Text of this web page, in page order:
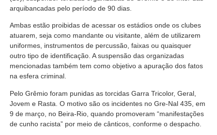
arquibancadas pelo período de 90 dias.
Ambas estão proibidas de acessar os estádios onde os clubes
atuarem, seja como mandante ou visitante, além de utilizarem
uniformes, instrumentos de percussão, faixas ou quaisquer
outro tipo de identificação. A suspensão das organizadas
mencionadas também tem como objetivo a apuração dos fatos
na esfera criminal.
Pelo Grêmio foram punidas as torcidas Garra Tricolor, Geral,
Jovem e Rasta. O motivo são os incidentes no Gre-Nal 435, em
9 de março, no Beira-Rio, quando promoveram “manifestações
de cunho racista” por meio de cânticos, conforme o despacho.